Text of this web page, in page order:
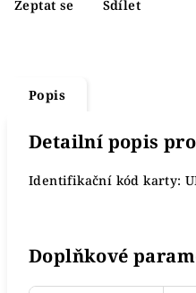
Zeptat se Sdílet
Popis
Detailní popis
Identifikační kód karty:
Doplňkové